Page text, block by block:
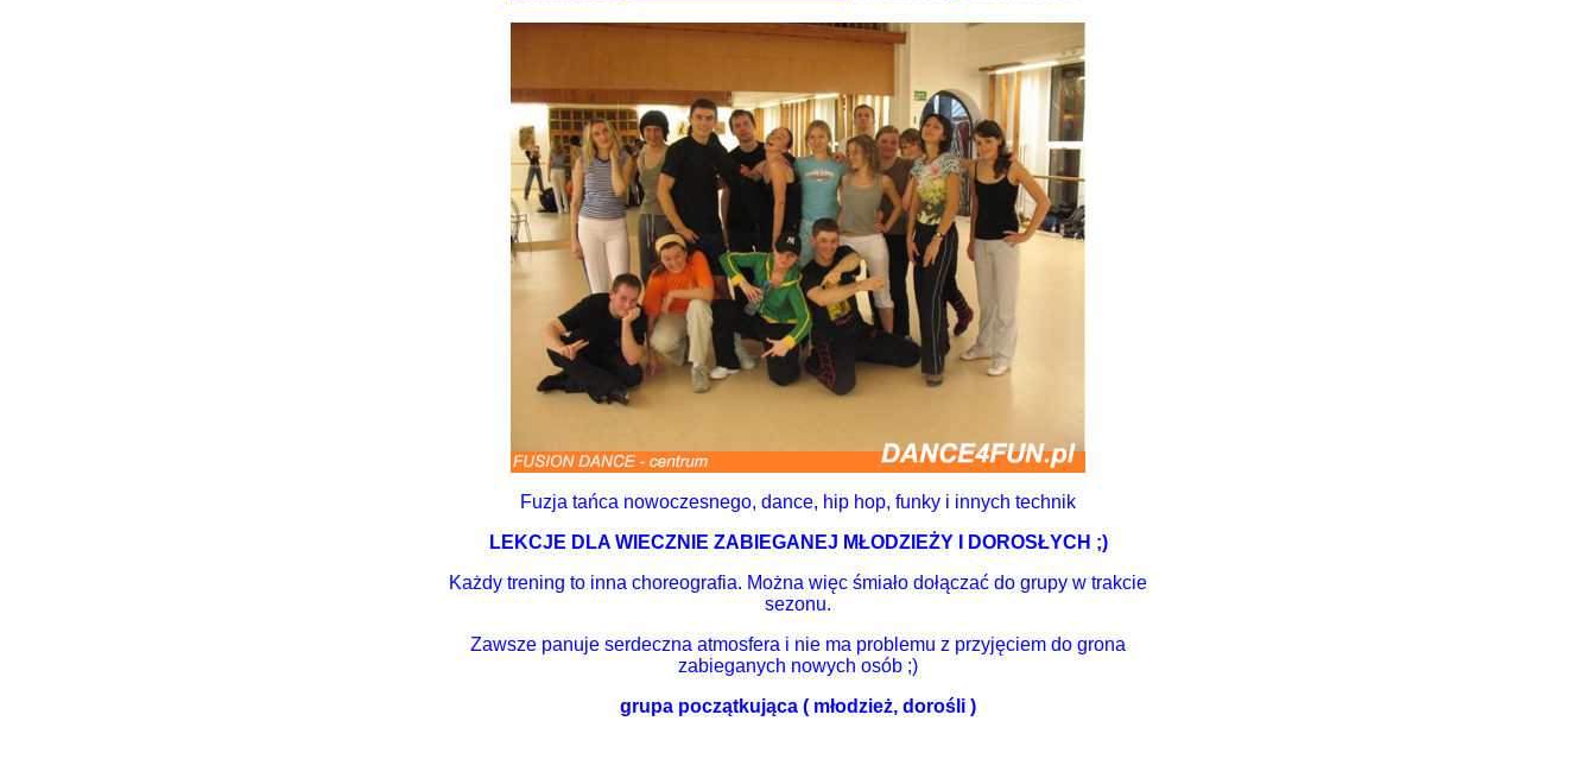
Fuzja tańca nowoczesnego, dance, hip hop, funky i innych technik
LEKCJE DLA WIECZNIE ZABIEGANEJ MŁODZIEŻY I DOROSŁYCH ;)
Każdy trening to inna choreografia. Można więc śmiało dołączać do grupy w trakcie
sezonu.
Zawsze panuje serdeczna atmosfera i nie ma problemu z przyjęciem do grona
zabieganych nowych osób ;)
grupa początkująca ( młodzież, dorośli )